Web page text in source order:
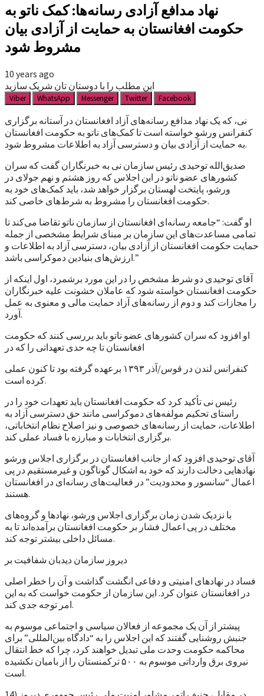
نهاد مدافع آزادی رسانه‌ها: کمک ناتو به
حکومت افغانستان به حمایت از آزادی بیان
مشروط شود
10 years ago
این مطلب را با دوستان تان شریک سازید
Viber WhatsApp Messenger Twitter Facebook
نی، که یک نهاد مدافع رسانه‌های آزاد افغانستان در آستانه برگزاری
کنفرانس ورشو خواسته است تا کمک‌های ناتو به حکومت افغانستان
به حمایت از آزادی بیان و دسترسی آزاد به اطلاعات مشروط شود.
صدیق‌الله توحیدی رئیس سازمان نی به خبرنگاران گفت که سران
کشورهای عضو ناتو در این اجلاس که روز هشتم و نهم جولای در
ورشو، پایتخت لهستان برگزار خواهد شد، باید کمک‌های خود به
حکومت افغانستان را مشروط به شرط‌های خاصی کند.
او گفت: “جامعه رسانه‌ای افغانستان از سازمان ناتو تقاضا می‌کند تا
تمامی مساعدت‌های این سازمان بر مبنای شرایط مشخصی از جمله
حمایت حکومت افغانستان از آزادی بیان، دسترسی آزاد به اطلاعات و
ارزش‌های بنیادین دموکراسی باشد.”
آقای توحیدی دو شرط مشخص را در این مورد برشمرد، اول اینکه از
حکومت افغانستان خواسته شود که عاملان خشونت علیه خبرنگاران
را مجازات کند و دوم از رسانه‌های آزاد حمایت مالی و معنوی به عمل
آورد.
او افزود که سران کشورهای عضو ناتو باید بررسی کنند که حکومت
افغانستان تا چه حدی تعهداتی را که در
کنفرانس لندن در قوس/آذر ۱۳۹۳ برعهده گرفته بود تا کنون عملی
کرده است.
رئیس نی تأکید کرد که حکومت افغانستان باید تعهدات خود را در
راستای تحکیم مولفه‌های دموکراسی مانند حق دسترسی آزاد به
اطلاعات، حمایت از رسانه‌های خصوصی و نیز اصلاح نظام انتخاباتی،
برگزاری انتخابات و مبارزه با فساد عملی کند.
آقای توحیدی افزود که از جانب افغانستان در برگزاری اجلاس ورشو
نهادهایی دخالت دارند که خود به اشکال گوناگون و غیرمستقیم در پی
اعمال “سانسور و محدودیت” در فعالیت‌های رسانه‌ای در افغانستان
هستند.
با نزدیک شدن زمان برگزاری اجلاس ورشو، نهادها و گروه‌های
مختلف در پی اعمال فشار بر حکومت افغانستان برآمده‌اند تا به
مسائل داخلی بیشتر توجه کند.
دیروز سازمان دیدبان شفافیت بر
فساد در نهادهای امنیتی و دفاعی انگشت گذاشت و آن را خطر اصلی
در افغانستان عنوان کرد. این سازمان از حکومت خواست که به این
امر توجه جدی کند.
پیشتر از آن یک مجموعه از فعالان سیاسی و اجتماعی موسوم به
جنبش روشنایی گفتند که این اجلاس را به “دادگاه بین‌المللی” برای
محاکمه حکومت وحدت ملی تبدیل خواهند کرد، چرا که خط انتقال
نیروی برق وارداتی موسوم به ۵۰۰ ترکمنستان را از بامیان نکشیده
است.